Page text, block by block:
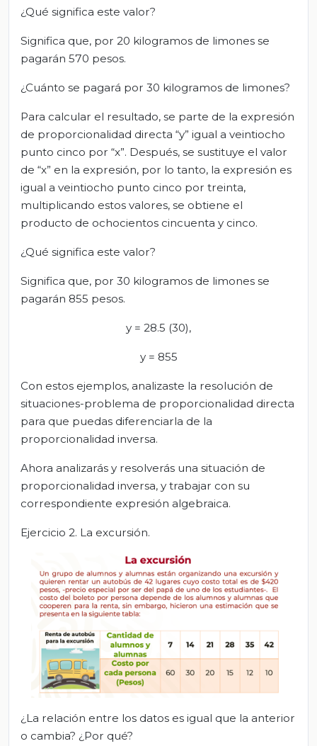
¿Qué significa este valor?
Significa que, por 20 kilogramos de limones se
pagarán 570 pesos.
¿Cuánto se pagará por 30 kilogramos de limones?
Para calcular el resultado, se parte de la expresión
de proporcionalidad directa “y” igual a veintiocho
punto cinco por “x”. Después, se sustituye el valor
de “x” en la expresión, por lo tanto, la expresión es
igual a veintiocho punto cinco por treinta,
multiplicando estos valores, se obtiene el
producto de ochocientos cincuenta y cinco.
¿Qué significa este valor?
Significa que, por 30 kilogramos de limones se
pagarán 855 pesos.
y = 28.5 (30),
y = 855
Con estos ejemplos, analizaste la resolución de
situaciones-problema de proporcionalidad directa
para que puedas diferenciarla de la
proporcionalidad inversa.
Ahora analizarás y resolverás una situación de
proporcionalidad inversa, y trabajar con su
correspondiente expresión algebraica.
Ejercicio 2. La excursión.
¿La relación entre los datos es igual que la anterior
o cambia? ¿Por qué?